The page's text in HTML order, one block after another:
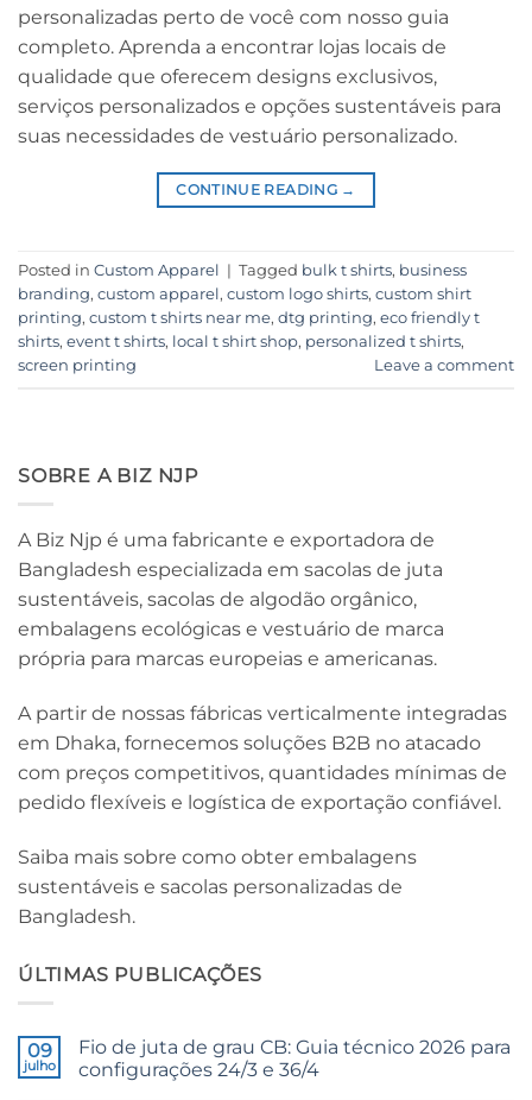
personalizadas perto de você com nosso guia
completo. Aprenda a encontrar lojas locais de
qualidade que oferecem designs exclusivos,
serviços personalizados e opções sustentáveis ​​para
suas necessidades de vestuário personalizado.
CONTINUE READING →
Posted in Custom Apparel | Tagged bulk t shirts, business
branding, custom apparel , custom logo shirts, custom shirt
printing, custom t shirts near me, dtg printing, eco friendly t
shirts, event t shirts, local t shirt shop, personalized t shirts,
screen printing
Leave a comment
SOBRE A BIZ NJP
A Biz Njp é uma fabricante e exportadora de
Bangladesh especializada em sacolas de juta
sustentáveis, sacolas de algodão orgânico,
embalagens ecológicas e vestuário de marca
própria para marcas europeias e americanas.
A partir de nossas fábricas verticalmente integradas
em Dhaka, fornecemos soluções B2B no atacado
com preços competitivos, quantidades mínimas de
pedido flexíveis e logística de exportação confiável.
Saiba mais sobre como obter embalagens
sustentáveis ​​e sacolas personalizadas de
Bangladesh.
ÚLTIMAS PUBLICAÇÕES
09
julho
Fio de juta de grau CB: Guia técnico 2026 para
configurações 24/3 e 36/4